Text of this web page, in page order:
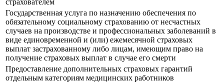
страхователем
Государственная услуга по назначению обеспечения по
обязательному социальному страхованию от несчастных
случаев на производстве и профессиональных заболеваний в
виде единовременной и (или) ежемесячной страховых
выплат застрахованному либо лицам, имеющим право на
получение страховых выплат в случае его смерти
Предоставление дополнительных страховых гарантий
отдельным категориям медицинских работников